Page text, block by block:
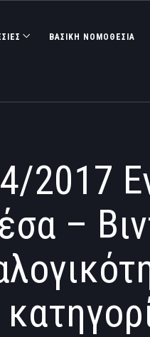
ΒΑΣΙΚΉ ΝΟΜΟΘΕΣΊΑ
–